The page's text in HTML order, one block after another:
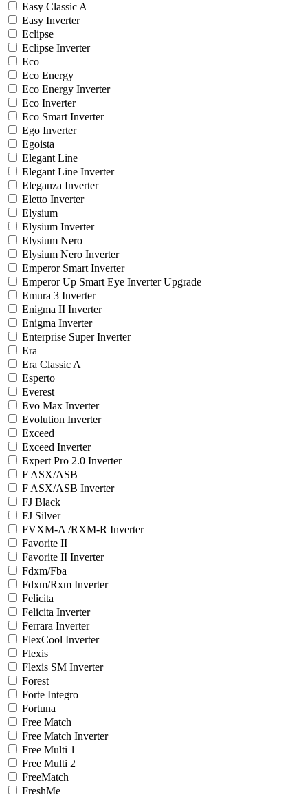
Easy Classic A
Easy Inverter
Eclipse
Eclipse Inverter
Eco
Eco Energy
Eco Energy Inverter
Eco Inverter
Eco Smart Inverter
Ego Inverter
Egoista
Elegant Line
Elegant Line Inverter
Eleganza Inverter
Eletto Inverter
Elysium
Elysium Inverter
Elysium Nero
Elysium Nero Inverter
Emperor Smart Inverter
Emperor Up Smart Eye Inverter Upgrade
Emura 3 Inverter
Enigma II Inverter
Enigma Inverter
Enterprise Super Inverter
Era
Era Classic A
Esperto
Everest
Evo Max Inverter
Evolution Inverter
Exceed
Exceed Inverter
Expert Pro 2.0 Inverter
F ASX/ASB
F ASX/ASB Inverter
FJ Black
FJ Silver
FVXM-A /RXM-R Inverter
Favorite II
Favorite II Inverter
Fdxm/Fba
Fdxm/Rxm Inverter
Felicita
Felicita Inverter
Ferrara Inverter
FlexCool Inverter
Flexis
Flexis SM Inverter
Forest
Forte Integro
Fortuna
Free Match
Free Match Inverter
Free Multi 1
Free Multi 2
FreeMatch
FreshMe